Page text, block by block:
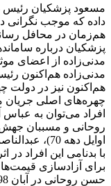
مسعود پزشکیان رئیس
داده که موجب نگرانی
هم‌زمان در محافل
مدنی‌زاده از اعضای
مدنی‌زاده هم‌اکنون
هم‌اکنون نیز در دولت
چهره‌های اصلی جریان
افراد می‌توان به
اوایل دهه 70)، عبدالناصر همتی (بانی افزایش چند برابری قیمت ارز در دولت‌های روحانی و پزشکیان) و … می‌توان اشاره کرد.
برای آزادسازی
حسن روحانی در آبان 1398 و افزایش شتابان قیمت ارز در 6 ماه نخست دولت مسعود پزشکیان در سال 1403 شاهد بودیم. مدنی‌زاده را باید شاگرد اول این جریان دانست.